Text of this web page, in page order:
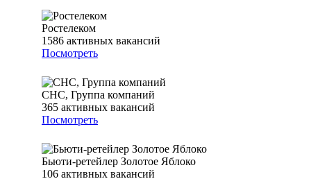
Ростелеком
1586 активных вакансий
Посмотреть
СНС, Группа компаний
365 активных вакансий
Посмотреть
Бьюти-ретейлер Золотое Яблоко
106 активных вакансий